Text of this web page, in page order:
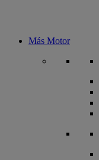
Más Motor